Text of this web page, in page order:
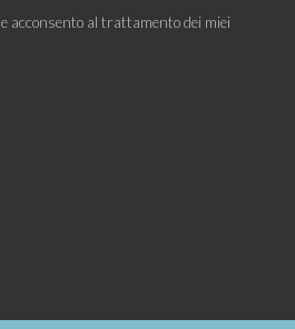
e acconsento al trattamento dei miei